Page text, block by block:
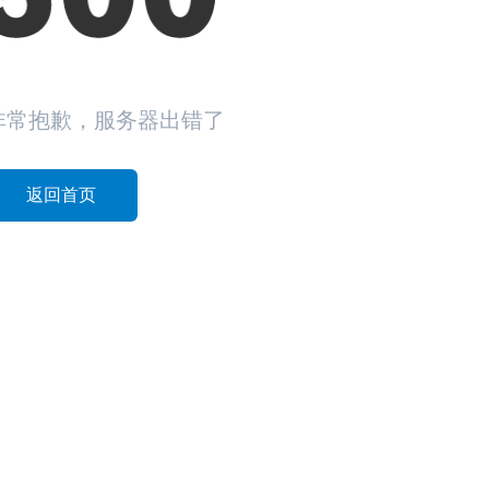
常抱歉，服务器出错了
返回首页